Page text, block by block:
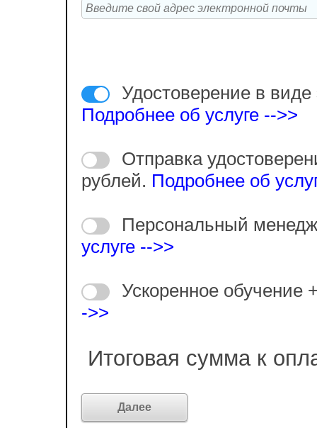
Удостоверение в виде
Подробнее об услуге -->>
Отправка
рублей. Подробнее об
Персональный
услуге -->>
Ускоренное обучение
->>
Итоговая сумма к